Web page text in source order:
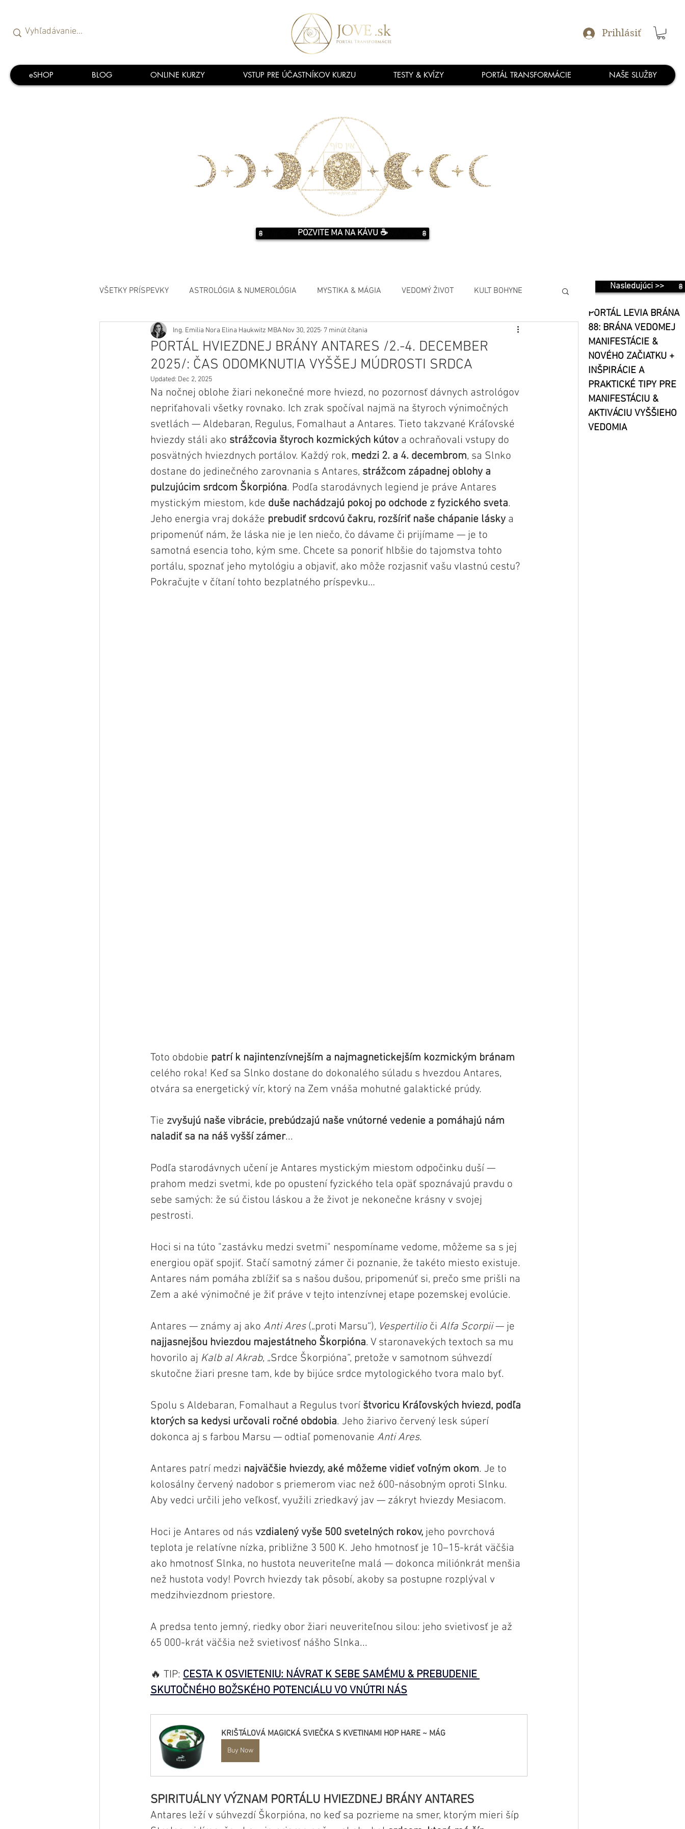
Prihlásiť
eSHOP BLOG ONLINE KURZY VSTUP PRE ÚČASTNÍKOV KURZU TESTY & KVÍZY PORTÁL TRANSFORMÁCIE NAŠE SLUŽBY
POZVITE MA NA KÁVU ☕️
Nasledujúci >>
PORTÁL LEVIA BRÁNA
88: BRÁNA VEDOMEJ
MANIFESTÁCIE &
NOVÉHO ZAČIATKU +
INŠPIRÁCIE A
PRAKTICKÉ TIPY PRE
MANIFESTÁCIU &
AKTIVÁCIU VYŠŠIEHO
VEDOMIA
VŠETKY PRÍSPEVKY ASTROLÓGIA & NUMEROLÓGIA MYSTIKA & MÁGIA VEDOMÝ ŽIVOT KULT BOHYNE
MANIFESTÁCIA
PORTÁL HVIEZDNEJ BRÁNY ANTARES /2.-4. DECEMBER
2025/: ČAS ODOMKNUTIA VYŠŠEJ MÚDROSTI SRDCA
Ing. Emilia Nora Elina Haukwitz MBA Nov 30, 2025 7 minút čítania
Updated: Dec 2, 2025
Na nočnej oblohe žiari nekonečné more hviezd, no pozornosť dávnych astrológov
nepriťahovali všetky rovnako. Ich zrak spočíval najmä na štyroch výnimočných
svetlách — Aldebaran, Regulus, Fomalhaut a Antares. Tieto takzvané Kráľovské
hviezdy stáli ako strážcovia štyroch kozmických kútov a ochraňovali vstupy do
posvätných hviezdnych portálov. Každý rok, medzi 2. a 4. decembrom, sa Slnko
dostane do jedinečného zarovnania s Antares, strážcom západnej oblohy a
pulzujúcim srdcom Škorpióna. Podľa starodávnych legiend je práve Antares
mystickým miestom, kde duše nachádzajú pokoj po odchode z fyzického sveta.
Jeho energia vraj dokáže prebudiť srdcovú čakru, rozšíriť naše chápanie lásky a
pripomenúť nám, že láska nie je len niečo, čo dávame či prijímame — je to
samotná esencia toho, kým sme. Chcete sa ponoriť hlbšie do tajomstva tohto
portálu, spoznať jeho mytológiu a objaviť, ako môže rozjasniť vašu vlastnú cestu?
Pokračujte v čítaní tohto bezplatného príspevku…
Toto obdobie patrí k najintenzívnejším a najmagnetickejším kozmickým bránam
celého roka! Keď sa Slnko dostane do dokonalého súladu s hvezdou Antares,
otvára sa energetický vír, ktorý na Zem vnáša mohutné galaktické prúdy.
Tie zvyšujú naše vibrácie, prebúdzajú naše vnútorné vedenie a pomáhajú nám
naladiť sa na náš vyšší zámer...
Podľa starodávnych učení je Antares mystickým miestom odpočinku duší —
prahom medzi svetmi, kde po opustení fyzického tela opäť spoznávajú pravdu o
sebe samých: že sú čistou láskou a že život je nekonečne krásny v svojej
pestrosti.
Hoci si na túto "zastávku medzi svetmi" nespomíname vedome, môžeme sa s jej
energiou opäť spojiť. Stačí samotný zámer či poznanie, že takéto miesto existuje.
Antares nám pomáha zblížiť sa s našou dušou, pripomenúť si, prečo sme prišli na
Zem a aké výnimočné je žiť práve v tejto intenzívnej etape pozemskej evolúcie.
Antares — známy aj ako Anti Ares („proti Marsu“), Vespertilio či Alfa Scorpii — je
najjasnejšou hviezdou majestátneho Škorpióna. V staronavekých textoch sa mu
hovorilo aj Kalb al Akrab, „Srdce Škorpióna“, pretože v samotnom súhvezdí
skutočne žiari presne tam, kde by bijúce srdce mytologického tvora malo byť.
Spolu s Aldebaran, Fomalhaut a Regulus tvorí štvoricu Kráľovských hviezd, podľa
ktorých sa kedysi určovali ročné obdobia. Jeho žiarivo červený lesk súperí
dokonca aj s farbou Marsu — odtiaľ pomenovanie Anti Ares.
Antares patrí medzi najväčšie hviezdy, aké môžeme vidieť voľným okom. Je to
kolosálny červený nadobor s priemerom viac než 600-násobným oproti Slnku.
Aby vedci určili jeho veľkosť, využili zriedkavý jav — zákryt hviezdy Mesiacom.
Hoci je Antares od nás vzdialený vyše 500 svetelných rokov, jeho povrchová
teplota je relatívne nízka, približne 3 500 K. Jeho hmotnosť je 10–15-krát väčšia
ako hmotnosť Slnka, no hustota neuveriteľne malá — dokonca miliónkrát menšia
než hustota vody! Povrch hviezdy tak pôsobí, akoby sa postupne rozplýval v
medzihviezdnom priestore.
A predsa tento jemný, riedky obor žiari neuveriteľnou silou: jeho svietivosť je až
65 000-krát väčšia než svietivosť nášho Slnka...
🔥 TIP: CESTA K OSVIETENIU: NÁVRAT K SEBE SAMÉMU & PREBUDENIE
SKUTOČNÉHO BOŽSKÉHO POTENCIÁLU VO VNÚTRI NÁS
KRIŠTÁLOVÁ MAGICKÁ SVIEČKA S KVETINAMI HOP HARE ~ MÁG
Buy Now
SPIRITUÁLNY VÝZNAM PORTÁLU HVIEZDNEJ BRÁNY ANTARES
Antares leží v súhvezdí Škorpióna, no keď sa pozrieme na smer, ktorým mieri šíp